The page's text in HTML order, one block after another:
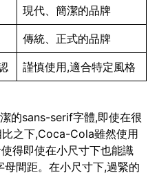
現代、簡潔的品牌
傳統、正式的品牌
謹慎使用,適合特定風格
的sans-serif字體,即使在很
之下,Coca-Cola雖然使用
得即使在小尺寸下也能識
間距。在小尺寸下,過緊的